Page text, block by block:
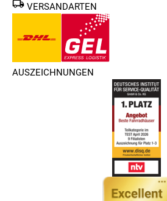
VERSANDARTEN
AUSZEICHNUNGEN